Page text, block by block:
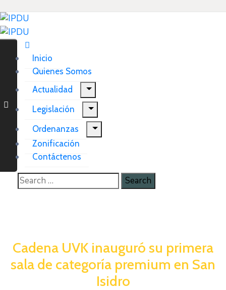
Inicio
Quienes Somos
Actualidad
Legislación
Ordenanzas
Zonificación
Contáctenos
Cadena UVK inauguró su primera
sala de categoría premium en San
Isidro